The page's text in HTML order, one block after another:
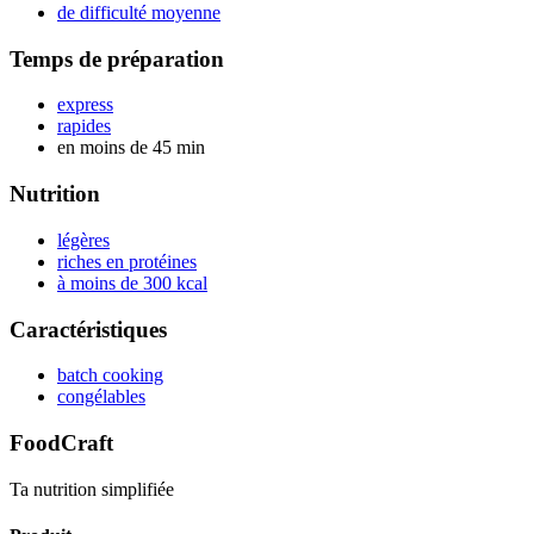
de difficulté moyenne
Temps de préparation
express
rapides
en moins de 45 min
Nutrition
légères
riches en protéines
à moins de 300 kcal
Caractéristiques
batch cooking
congélables
FoodCraft
Ta nutrition simplifiée